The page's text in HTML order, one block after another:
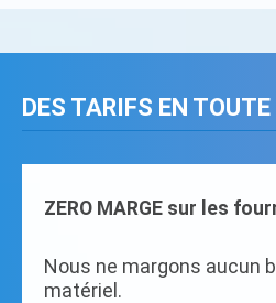
DES TARIFS EN
ZERO MARGE sur les
Nous ne margons aucun
matériel.